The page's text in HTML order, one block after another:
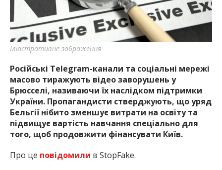
Ілюстративне зображення
Російські Telegram-канали та соціальні мережі
масово тиражують відео заворушень у
Брюсселі, називаючи їх наслідком підтримки
України. Пропагандисти стверджують, що уряд
Бельгії нібито зменшує витрати на освіту та
підвищує вартість навчання спеціально для
того, щоб продовжити фінансувати Київ.
Про це повідомили в StopFake.